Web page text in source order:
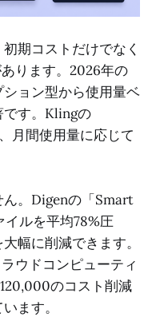
期コストだけでなく
ります。2026年の
ョン型から使用量ベ
です。Klingの
月間使用量に応じて
ん。Digenの「Smart
ルを平均78%圧
幅に削減できます。
ウドコンピューティ
のコスト削減
ます。